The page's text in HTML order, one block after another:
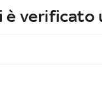
è verificato